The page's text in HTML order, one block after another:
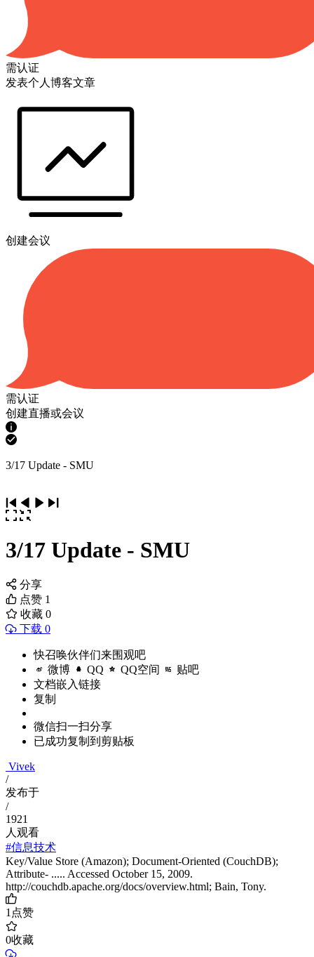
需认证
发表个人博客文章
创建会议
需认证
创建直播或会议
3/17 Update - SMU
3/17 Update - SMU
分享
点赞 1
收藏 0
下载 0
快召唤伙伴们来围观吧
微博 QQ QQ空间 贴吧
文档嵌入链接
复制
微信扫一扫分享
已成功复制到剪贴板
Vivek
/
发布于
/
1921
人观看
#信息技术
Key/Value Store (Amazon); Document-Oriented (CouchDB);
Attribute- ..... Accessed October 15, 2009.
http://couchdb.apache.org/docs/overview.html; Bain, Tony.
1点赞
0收藏